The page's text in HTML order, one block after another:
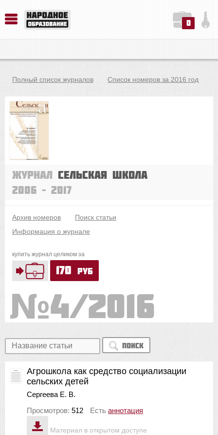
0
Полный список журналов Список номеров за 2016 год
Журнал Сельская школа
2006 – 2017
Архив номеров
Поиск статьи
Информация о журнале
купить журнал целиком за
170 руб
4/2016
Поиск
Материал в открытом доступе
Агрошкола как средство социализации
сельских детей
Сергеева Е. В.
Просмотров: 512 Есть аннотация